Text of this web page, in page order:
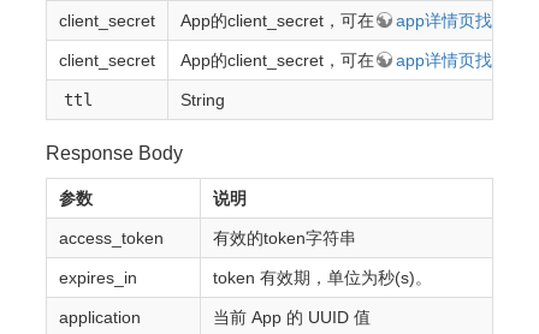
client_secret App的client_secret，可在 app详情页找到
client_secret App的client_secret，可在 app详情页找到
ttl String
Response Body
参数 说明
access_token 有效的token字符串
expires_in token 有效期，单位为秒(s)。
application 当前 App 的 UUID 值